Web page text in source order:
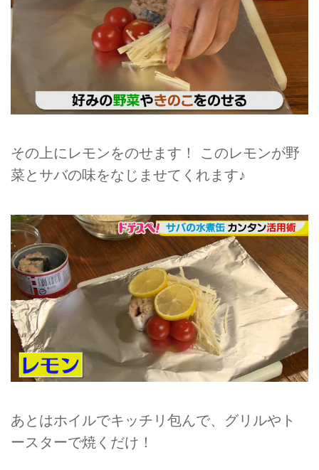
その上にレモンをのせます！ このレモンが野
菜とサバの味をなじませてくれます♪
あとはホイルでキッチリ包んで、グリルやト
ースターで焼くだけ！